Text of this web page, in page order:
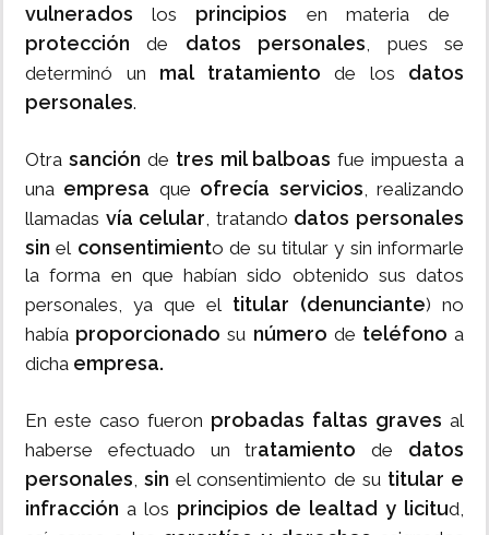
vulnerados los principios en materia de
protección de datos personales, pues se
determinó un mal tratamiento de los datos
personales.
Otra sanción de tres mil balboas fue impuesta a
una empresa que ofrecía servicios, realizando
llamadas vía celular, tratando datos personales
sin el consentimiento de su titular y sin informarle
la forma en que habían sido obtenido sus datos
personales, ya que el titular (denunciante) no
había proporcionado su número de teléfonoa
dicha empresa.
En este caso fueron probadas faltas graves al
haberse efectuado un tratamiento de datos
personales,sinel consentimiento de su titular e
infracción a los principios de lealtad y licitud,